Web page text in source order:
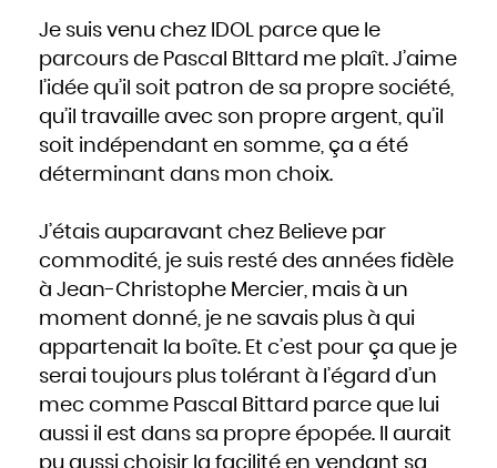
Je suis venu chez IDOL parce que le
parcours de Pascal BIttard me plaît. J’aime
l’idée qu’il soit patron de sa propre société,
qu’il travaille avec son propre argent, qu’il
soit indépendant en somme, ça a été
déterminant dans mon choix.
J’étais auparavant chez Believe par
commodité, je suis resté des années fidèle
à Jean-Christophe Mercier, mais à un
moment donné, je ne savais plus à qui
appartenait la boîte. Et c’est pour ça que je
serai toujours plus tolérant à l’égard d’un
mec comme Pascal Bittard parce que lui
aussi il est dans sa propre épopée. Il aurait
pu aussi choisir la facilité en vendant sa